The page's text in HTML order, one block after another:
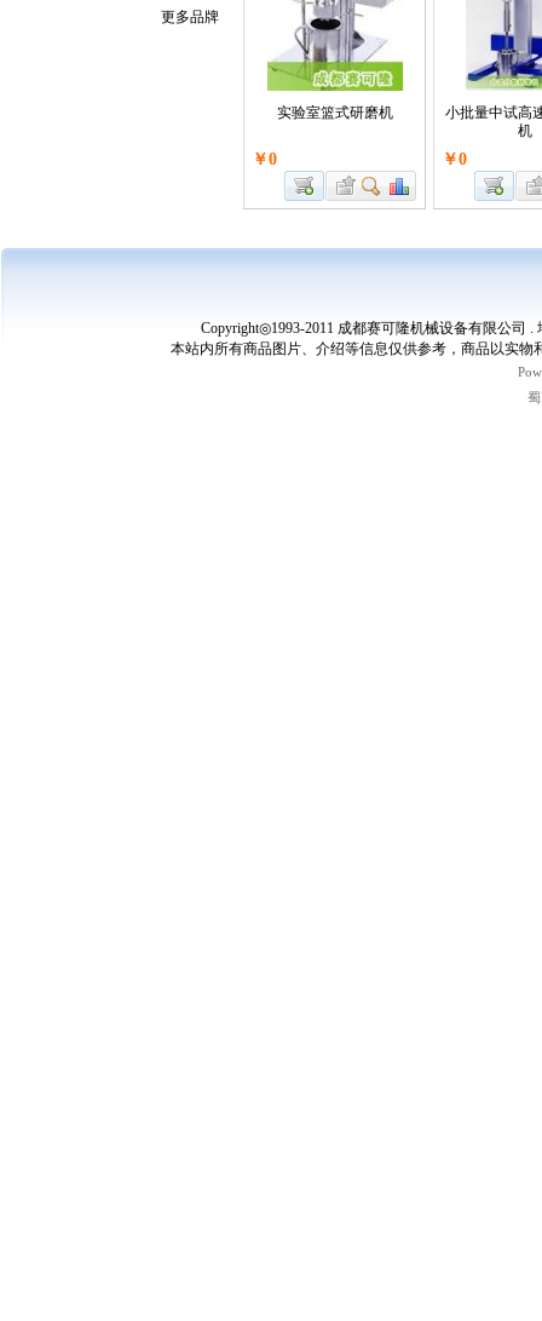
更多品牌
实验室篮式研磨机
￥0
小批量中试高
机
￥0
Copyright◎1993-2011 成都赛可隆机械设备有限公司
本站内所有商品图片、介绍等信息仅供参考，商品以实